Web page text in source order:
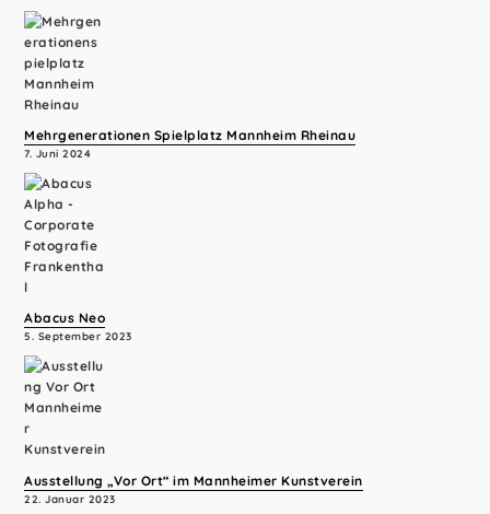
Mehrgenerationen Spielplatz Mannheim Rheinau
7. Juni 2024
Abacus Neo
5. September 2023
Ausstellung „Vor Ort“ im Mannheimer Kunstverein
22. Januar 2023